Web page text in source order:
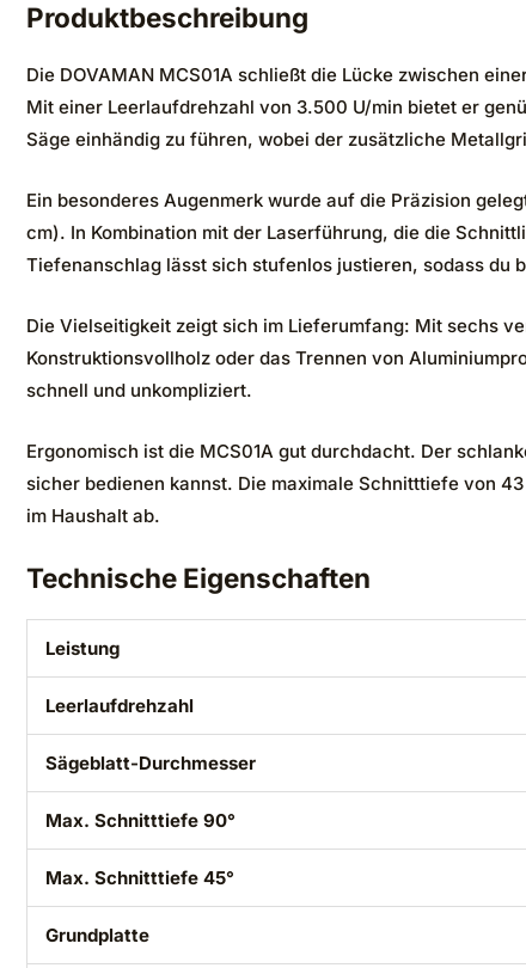
Produktbeschreibung
Die DOVAMAN MCS01A schließt die Lücke zwischen
Mit einer Leerlaufdrehzahl von 3.500 U/min bietet er
Säge einhändig zu führen, wobei der zusätzliche
Ein besonderes Augenmerk wurde auf die Präzision
cm). In Kombination mit der Laserführung, die die
Tiefenanschlag lässt sich stufenlos justieren, sodass du
Die Vielseitigkeit zeigt sich im Lieferumfang: Mit sechs
Konstruktionsvollholz oder das Trennen von
schnell und unkompliziert.
Ergonomisch ist die MCS01A gut durchdacht. Der
sicher bedienen kannst. Die maximale Schnitttiefe von
im Haushalt ab.
Technische Eigenschaften
Leistung
Leerlaufdrehzahl
Sägeblatt-Durchmesser
Max. Schnitttiefe 90°
Max. Schnitttiefe 45°
Grundplatte